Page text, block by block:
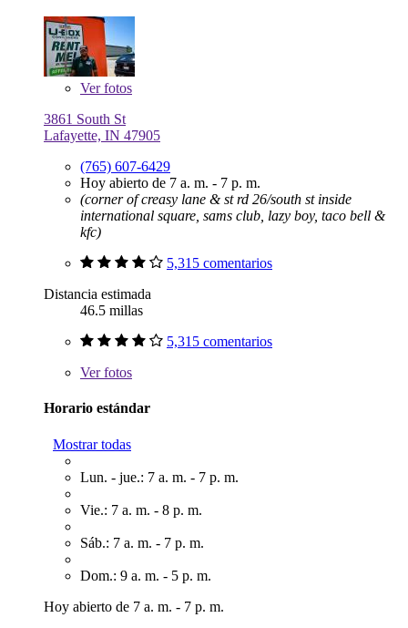
Verfotos
3861 South St
Lafayette, IN 47905
(765) 607-6429
Hoy abierto de 7 a. m. - 7 p. m.
(corner of creasy lane & st rd 26/south st inside
international square, sams club, lazy boy, taco bell &
kfc)
5,315 comentarios
Distancia estimada
46.5 millas
5,315 comentarios
Verfotos
Horario estándar
Mostrar todas
Lun. - jue.: 7 a. m. - 7 p. m.
Vie.: 7 a. m. - 8 p. m.
Sáb.: 7 a. m. - 7 p. m.
Dom.: 9 a. m. - 5 p. m.
Hoy abierto de 7 a. m. - 7 p. m.